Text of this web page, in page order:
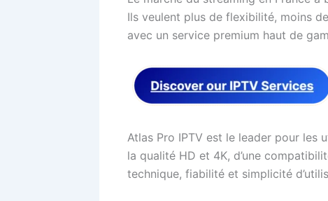
Ils veulent plus de flexibilité, moins
avec un service premium haut de
Atlas Pro IPTV est le leader pour les
la qualité HD et 4K, d’une
technique, fiabilité et simplicité